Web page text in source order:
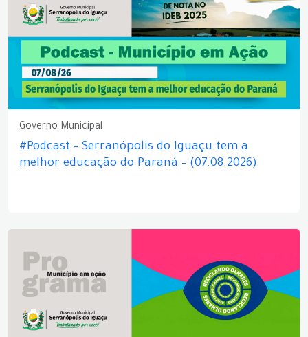
Governo Municipal
#Podcast – Serranópolis do Iguaçu tem a
melhor educação do Paraná – (07.08.2026)